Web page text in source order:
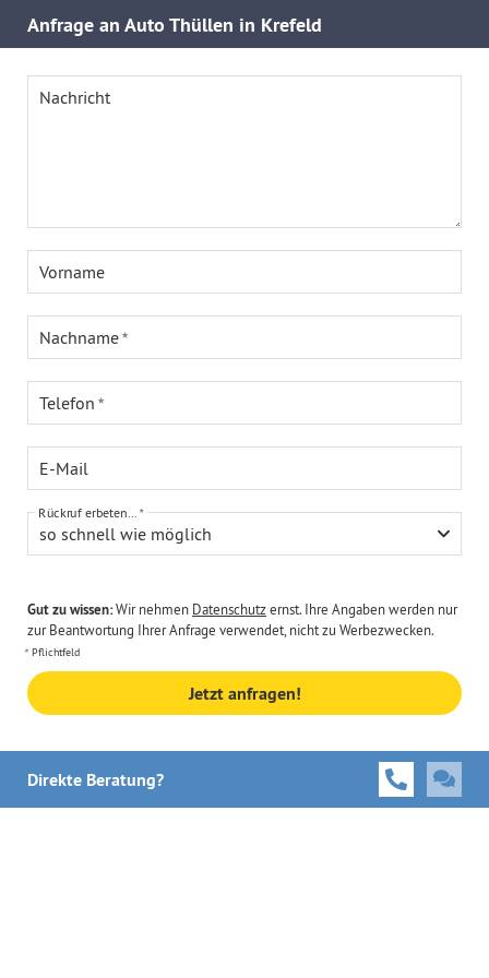
Anfrage an Auto Thüllen in Krefeld
Nachricht
Vorname
Nachname
Telefon
E-Mail
so schnell wie möglich
Rückruf erbeten...
Gut zu wissen:Wir nehmen Datenschutzernst. Ihre Angaben werden nur
zur Beantwortung Ihrer Anfrage verwendet, nicht zu Werbezwecken.
Pflichtfeld
Jetzt anfragen!
Direkte Beratung?